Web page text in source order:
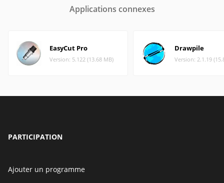
Applications connexes
EasyCut Pro
Version: 5.122 (13.68 MB)
Drawpile
Version: 2.1.19
PARTICIPATION
Ajouter un programme